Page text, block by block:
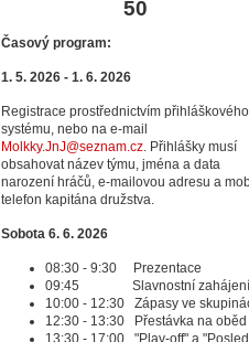
50
Časový program:
1. 5. 2026 - 1. 6. 2026
Registrace prostřednictvím přihláškového
systému, nebo na e-mail
Molkky.JnJ@seznam.cz. Přihlášky musí
obsahovat název týmu, jména a data
narození hráčů, e-mailovou adresu a
telefon kapitána družstva.
Sobota 6. 6. 2026
08:30 - 9:30 Prezentace
09:45 Slavnostní zahájení
10:00 - 12:30 Zápasy ve
12:30 - 13:30 Přestávka na oběd
13:30 - 17:00 "Play-off" a